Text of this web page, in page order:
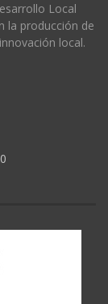
Local
la producción de
local.